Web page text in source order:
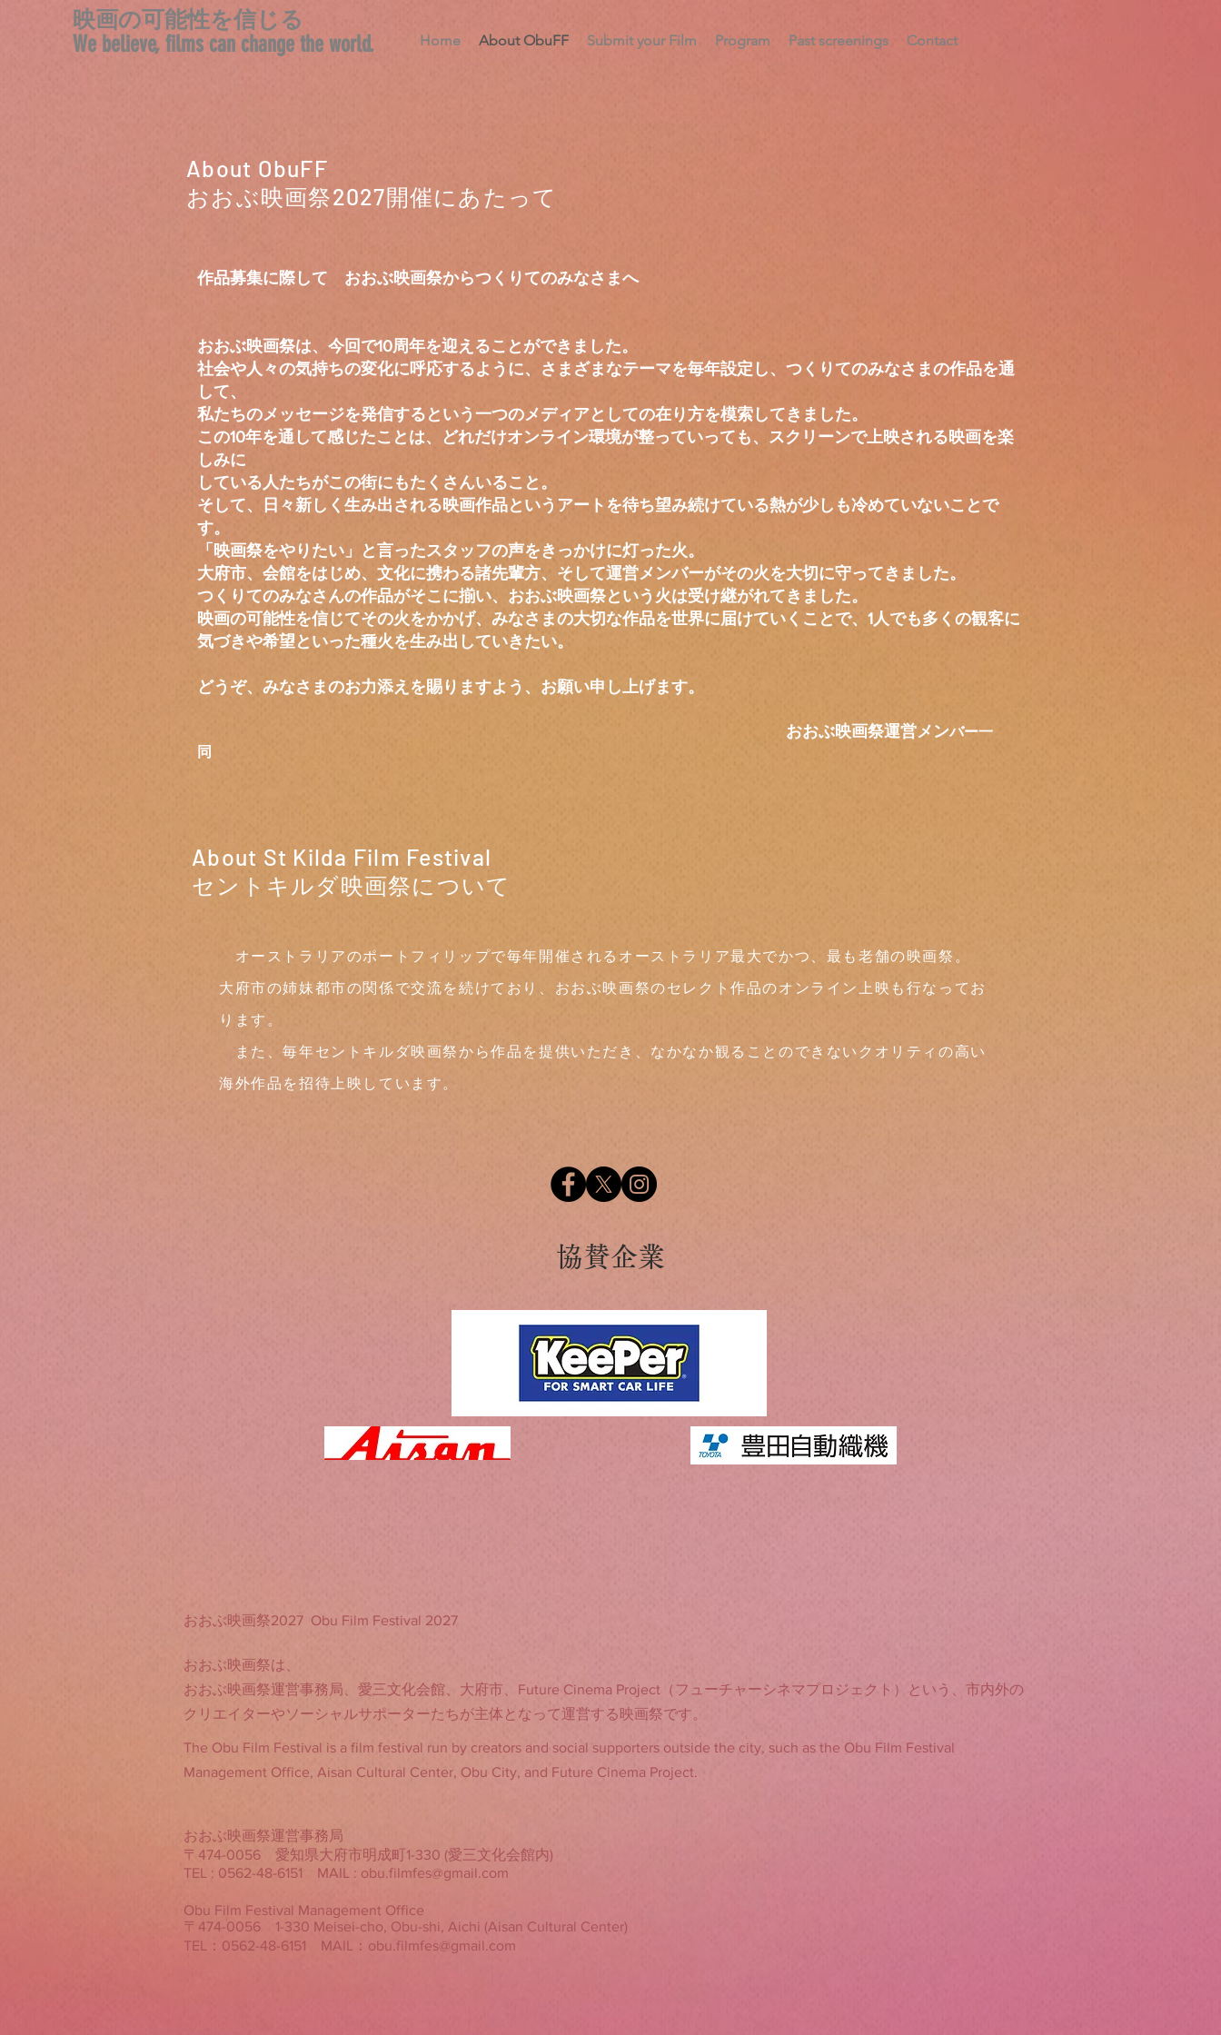
映画の可能性を信じる
We believe, films can change the world.
Home About ObuFF Submit your Film Program Past screenings Contact
About ObuFF
おおぶ映画祭2027開催にあたって
作品募集に際して おおぶ映画祭からつくりてのみなさまへ
おおぶ映画祭は、今回で10周年を迎えることができました。
社会や人々の気持ちの変化に呼応するように、さまざまなテーマを毎年設定し、つくりてのみなさまの作品を通
して、
私たちのメッセージを発信するという一つのメディアとしての在り方を模索してきました。
この10年を通して感じたことは、どれだけオンライン環境が整っていっても、スクリーンで上映される映画を楽
しみに
している人たちがこの街にもたくさんいること。
そして、日々新しく生み出される映画作品というアートを待ち望み続けている熱が少しも冷めていないことで
す。
「映画祭をやりたい」と言ったスタッフの声をきっかけに灯った火。
大府市、会館をはじめ、文化に携わる諸先輩方、そして運営メンバーがその火を大切に守ってきました。
つくりてのみなさんの作品がそこに揃い、おおぶ映画祭という火は受け継がれてきました。
映画の可能性を信じてその火をかかげ、みなさまの大切な作品を世界に届けていくことで、1人でも多くの観客に
気づきや希望といった種火を生み出していきたい。
どうぞ、みなさまのお力添えを賜りますよう、お願い申し上げます。
おおぶ映画祭運営メンバー一
同
About St Kilda Film Festival
​セントキルダ映画祭について
オーストラリアのポートフィリップで毎年開催されるオーストラリア最大でかつ、最も老舗の映画祭。
大府市の姉妹都市の関係で交流を続けており、おおぶ映画祭のセレクト作品のオンライン上映も行なってお
ります。
また、毎年セントキルダ映画祭から作品を提供いただき、なかなか観ることのできないクオリティの高い
海外作品を招待上映しています。
​協賛企業
​おおぶ映画祭2027 Obu Film Festival 2027
おおぶ映画祭は、
おおぶ映画祭運営事務局、愛三文化会館、大府市、Future Cinema Project（フューチャーシネマプロジェクト）という、市内外の
クリエイターやソーシャルサポーターたちが主体となって運営する映画祭です。
The Obu Film Festival is a film festival run by creators and social supporters outside the city, such as the Obu Film Festival
Management Office, Aisan Cultural Center, Obu City, and Future Cinema Project.
おおぶ映画祭運営事務局
〒474-0056 愛知県大府市明成町1-330 (愛三文化会館内)
TEL : 0562-48-6151 MAIL : obu.filmfes@gmail.com
Obu Film Festival Management Office
〒474-0056 1-330 Meisei-cho, Obu-shi, Aichi (Aisan Cultural Center)
TEL：0562-48-6151 MAIL： obu.filmfes@gmail.com